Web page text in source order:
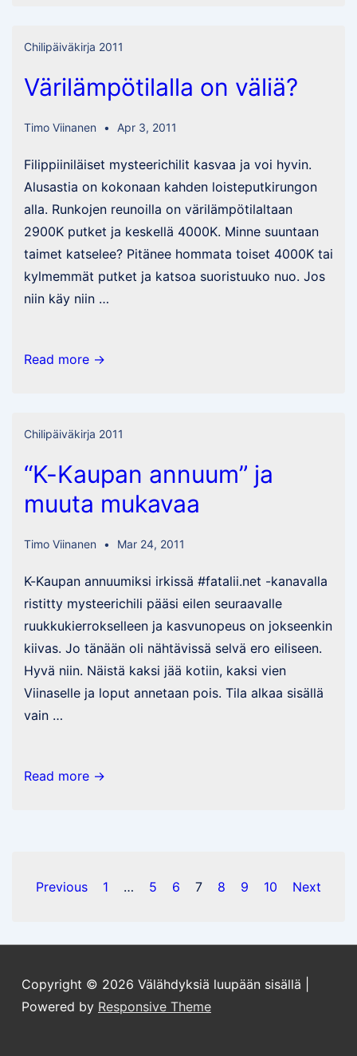
Chilipäiväkirja 2011
Värilämpötilalla on väliä?
Timo Viinanen Apr 3, 2011
Filippiiniläiset mysteerichilit kasvaa ja voi hyvin.
Alusastia on kokonaan kahden loisteputkirungon
alla. Runkojen reunoilla on värilämpötilaltaan
2900K putket ja keskellä 4000K. Minne suuntaan
taimet katselee? Pitänee hommata toiset 4000K tai
kylmemmät putket ja katsoa suoristuuko nuo. Jos
niin käy niin …
Värilämpötilalla
Read more →
Chilipäiväkirja 2011
“K-Kaupan annuum” ja
muuta mukavaa
Timo Viinanen Mar 24, 2011
K-Kaupan annuumiksi irkissä #fatalii.net -kanavalla
ristitty mysteerichili pääsi eilen seuraavalle
ruukkukierrokselleen ja kasvunopeus on jokseenkin
kiivas. Jo tänään oli nähtävissä selvä ero eiliseen.
Hyvä niin. Näistä kaksi jää kotiin, kaksi vien
Viinaselle ja loput annetaan pois. Tila alkaa sisällä
vain …
“K-
mukavaa
Read more →
Posts
Previous 1 … 5 6 7 8 9 10 Next
Copyright © 2026 Välähdyksiä luupään sisällä
Powered by Responsive Theme